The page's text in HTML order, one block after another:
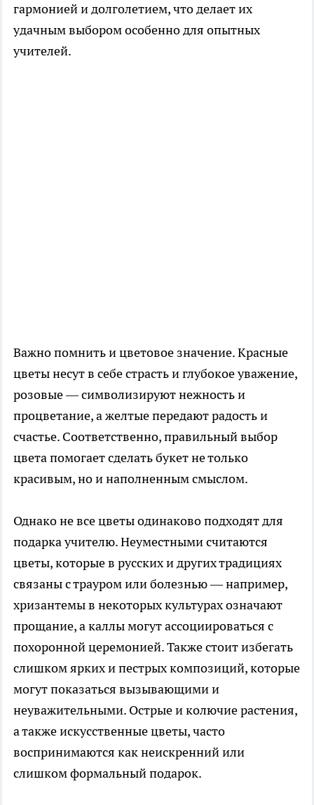
гармонией и долголетием, что делает их
удачным выбором особенно для опытных
учителей.
Важно помнить и цветовое значение. Красные
цветы несут в себе страсть и глубокое уважение,
розовые — символизируют нежность и
процветание, а желтые передают радость и
счастье. Соответственно, правильный выбор
цвета помогает сделать букет не только
красивым, но и наполненным смыслом.
Однако не все цветы одинаково подходят для
подарка учителю. Неуместными считаются
цветы, которые в русских и других традициях
связаны с трауром или болезнью — например,
хризантемы в некоторых культурах означают
прощание, а каллы могут ассоциироваться с
похоронной церемонией. Также стоит избегать
слишком ярких и пестрых композиций, которые
могут показаться вызывающими и
неуважительными. Острые и колючие растения,
а также искусственные цветы, часто
воспринимаются как неискренний или
слишком формальный подарок.